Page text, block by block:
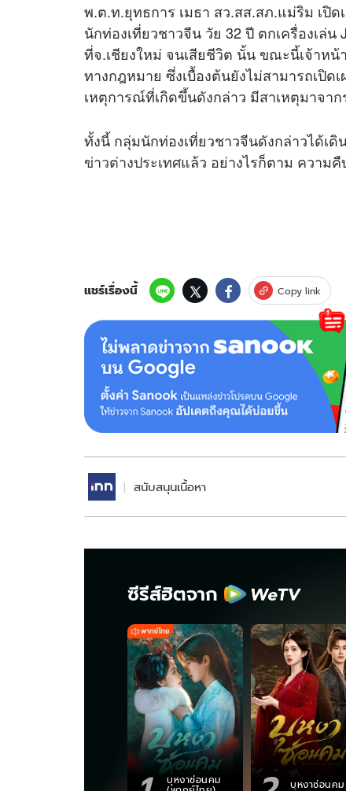
พ.ต.ท.ยุทธการ เมธา สว.สส.สภ.แม่ริม เปิด
นักท่องเที่ยวชาวจีน วัย 32 ปี ตกเครื่องเ
ที่จ.เชียงใหม่ จนเสียชีวิต นั้น ขณะนี้เจ้าห
ทางกฎหมาย ซึ่งเบื้องต้นยังไม่สามารถเปิด
เหตุการณ์ที่เกิดขึ้นดังกล่าว มีสาเหตุมาจา
ทั้งนี้ กลุ่มนักท่องเที่ยวชาวจีนดังกล่าวได้เ
ข่าวต่างประเทศแล้ว อย่างไรก็ตาม ความ
แชร์เรื่องนี้ Copy link
สนับสนุนเนื้อหา
ซีรีส์ฮิตจาก
บุหงาซ่อนคม บุหงาซ่อนคม